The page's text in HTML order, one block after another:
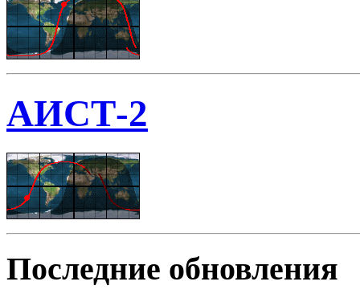
АИСТ-2
Последние обновления